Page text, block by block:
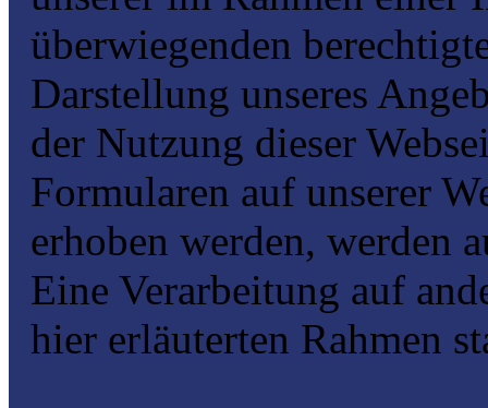
überwiegenden
Darstellung unseres
der Nutzung dieser
Formularen auf unserer
erhoben werden, werden
Eine Verarbeitung auf
hier erläuterten Rahmen